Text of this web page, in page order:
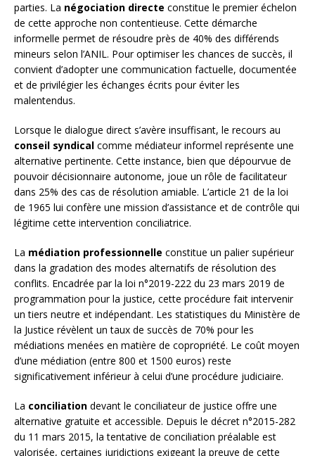
parties. La négociation directe constitue le premier échelon
de cette approche non contentieuse. Cette démarche
informelle permet de résoudre près de 40% des différends
mineurs selon l’ANIL. Pour optimiser les chances de succès, il
convient d’adopter une communication factuelle, documentée
et de privilégier les échanges écrits pour éviter les
malentendus.
Lorsque le dialogue direct s’avère insuffisant, le recours au
conseil syndical comme médiateur informel représente une
alternative pertinente. Cette instance, bien que dépourvue de
pouvoir décisionnaire autonome, joue un rôle de facilitateur
dans 25% des cas de résolution amiable. L’article 21 de la loi
de 1965 lui confère une mission d’assistance et de contrôle qui
légitime cette intervention conciliatrice.
La médiation professionnelle constitue un palier supérieur
dans la gradation des modes alternatifs de résolution des
conflits. Encadrée par la loi n°2019-222 du 23 mars 2019 de
programmation pour la justice, cette procédure fait intervenir
un tiers neutre et indépendant. Les statistiques du Ministère de
la Justice révèlent un taux de succès de 70% pour les
médiations menées en matière de copropriété. Le coût moyen
d’une médiation (entre 800 et 1500 euros) reste
significativement inférieur à celui d’une procédure judiciaire.
La conciliation devant le conciliateur de justice offre une
alternative gratuite et accessible. Depuis le décret n°2015-282
du 11 mars 2015, la tentative de conciliation préalable est
valorisée, certaines juridictions exigeant la preuve de cette